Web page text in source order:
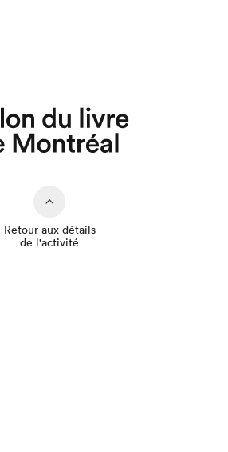
Que cherchez-vous?
Retour aux détails
de l'activité